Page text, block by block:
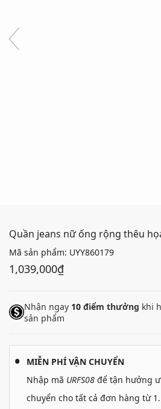
Quần jeans nữ ống rộng thêu
Mã sản phẩm: UYY860179
1,039,000₫
Nhận ngay 10 điểm thưởng khi
sản phẩm
MIỄN PHÍ VẬN CHUYỂN
Nhập mã URFS08 để tận hưởng
chuyển cho tất cả đơn hàng từ